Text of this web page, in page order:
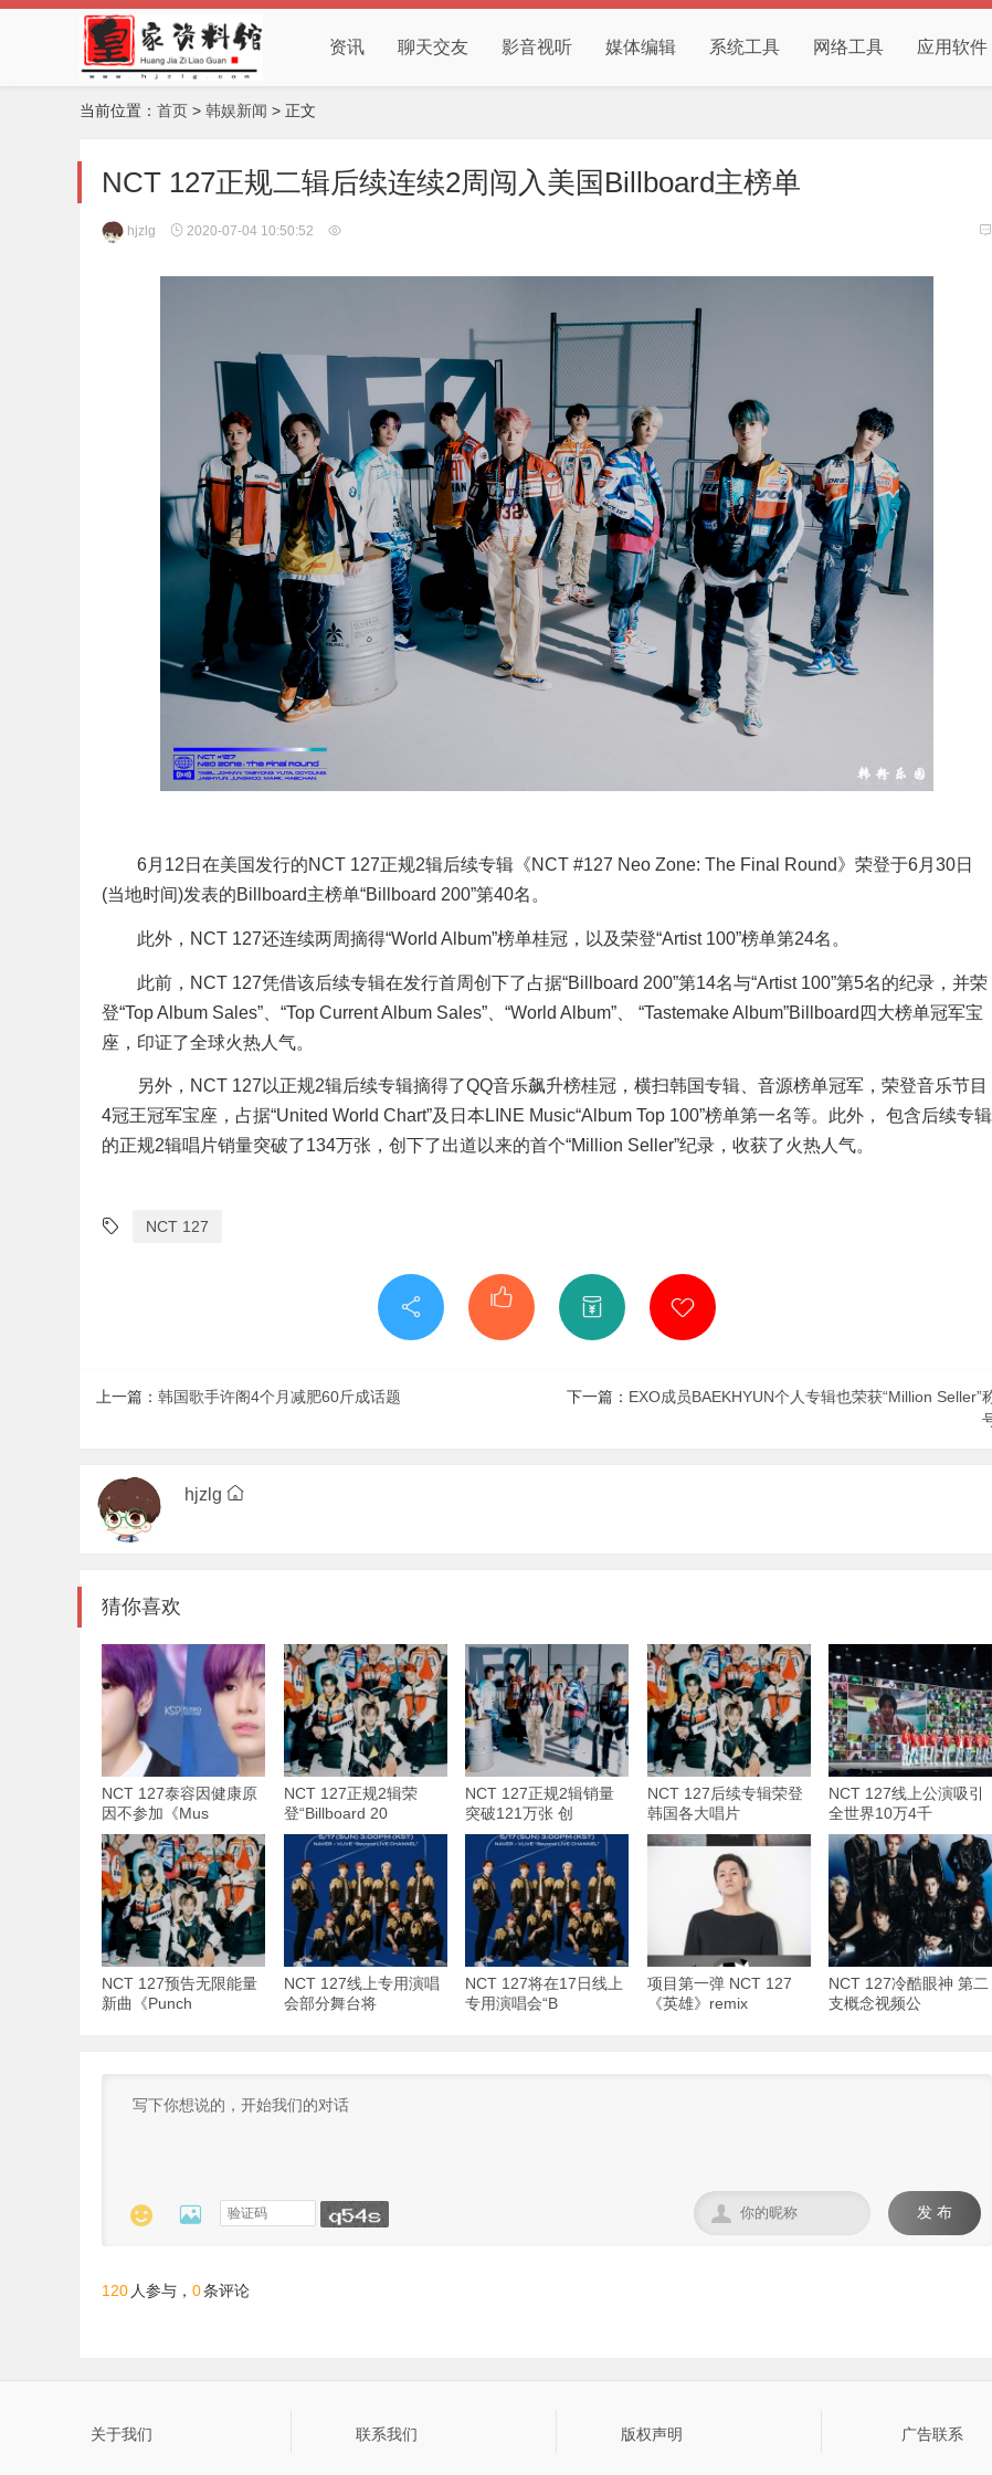
资讯 聊天交友 影音视听 媒体编辑 系统工具 网络工具 应用软件
当前位置： 首页 > 韩娱新闻 > 正文
NCT 127正规二辑后续连续2周闯入美国Billboard主榜单
hjzlg 2020-07-04 10:50:52
6月12日在美国发行的NCT 127正规2辑后续专辑《NCT #127 Neo Zone: The Final Round》荣登于6月30日
(当地时间)发表的Billboard主榜单“Billboard 200”第40名。
此外，NCT 127还连续两周摘得“World Album”榜单桂冠，以及荣登“Artist 100”榜单第24名。
此前，NCT 127凭借该后续专辑在发行首周创下了占据“Billboard 200”第14名与“Artist 100”第5名的纪录，并荣
登“Top Album Sales”、“Top Current Album Sales”、“World Album”、 “Tastemake Album”Billboard四大榜单冠军宝
座，印证了全球火热人气。
另外，NCT 127以正规2辑后续专辑摘得了QQ音乐飙升榜桂冠，横扫韩国专辑、音源榜单冠军，荣登音乐节目
4冠王冠军宝座，占据“United World Chart”及日本LINE Music“Album Top 100”榜单第一名等。此外， 包含后续专辑
的正规2辑唱片销量突破了134万张，创下了出道以来的首个“Million Seller”纪录，收获了火热人气。
NCT 127
上一篇： 韩国歌手许阁4个月减肥60斤成话题 下一篇： EXO成员BAEKHYUN个人专辑也荣获“Million Seller”
hjzlg
猜你喜欢
NCT 127泰容因健康原
因不参加《Mus
NCT 127正规2辑荣
登“Billboard 20
NCT 127正规2辑销量
突破121万张 创
NCT 127后续专辑荣登
韩国各大唱片
NCT 127线上公演吸引
全世界10万4千
NCT 127预告无限能量
新曲《Punch
NCT 127线上专用演唱
会部分舞台将
NCT 127将在17日线上
专用演唱会“B
项目第一弹 NCT 127
《英雄》remix
NCT 127冷酷眼神 第二
支概念视频公
  发 布

120 人参与， 0条评论
关于我们 联系我们 版权声明 广告联系